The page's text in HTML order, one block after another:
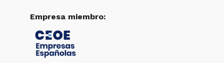
Empresa miembro: